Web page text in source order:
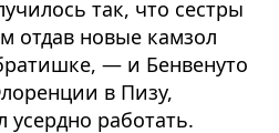
так, что сестры
отдав новые камзол
— и Бенвенуто
в Пизу,
работать.